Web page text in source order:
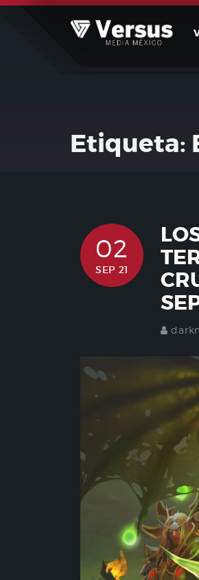
Skip
Etiqueta:
02
SEP 21